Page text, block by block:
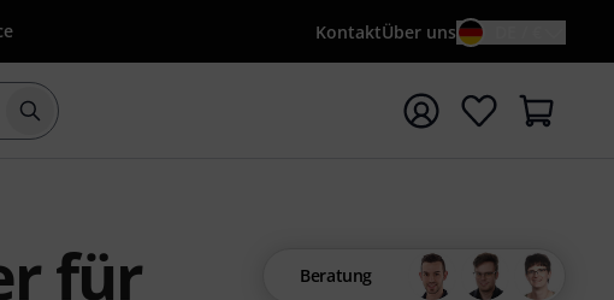
KontaktÜber uns
Suche mit Suchwort {searchTerm} starten
für
Beratung